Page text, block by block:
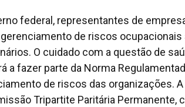
federal, representantes de
gerenciamento de riscos
O cuidado com a questão de
a fazer parte da Norma
de riscos das organizações.
Tripartite Paritária